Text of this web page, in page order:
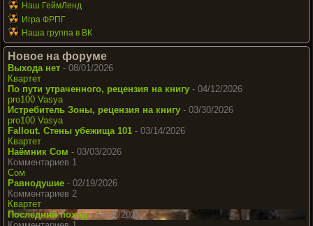
Наш ГеймЛенд
Игра ФРПГ
Наша группа в ВК
Новое на форуме
Выхода нет - 08/01/2026
Квартет
По пути утраченного, рецензия на книгу - 04/12/2026
pro100 Vasya
Истребитель Зоны, рецензия на книгу - 03/30/2026
pro100 Vasya
Fallout. Стены убежища 101 - 03/14/2026
Квартет
Наёмник Сом - 03/03/2026
Комментариев 1
Сом
Равнодушие - 02/19/2026
Комментариев 2
Квартет
Последний поход- 12/08/2025